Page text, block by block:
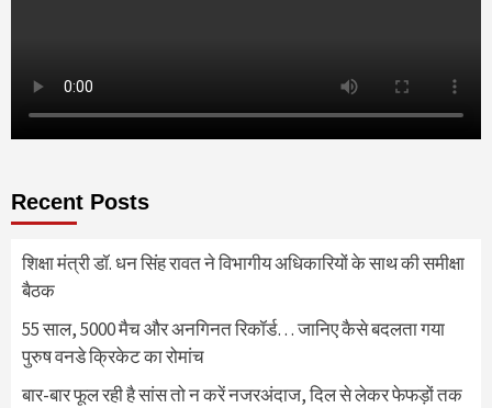
Recent Posts
शिक्षा मंत्री डॉ. धन सिंह रावत ने विभागीय अधिकारियों के साथ की समीक्षा
बैठक
55 साल, 5000 मैच और अनगिनत रिकॉर्ड… जानिए कैसे बदलता गया
पुरुष वनडे क्रिकेट का रोमांच
बार-बार फूल रही है सांस तो न करें नजरअंदाज, दिल से लेकर फेफड़ों तक